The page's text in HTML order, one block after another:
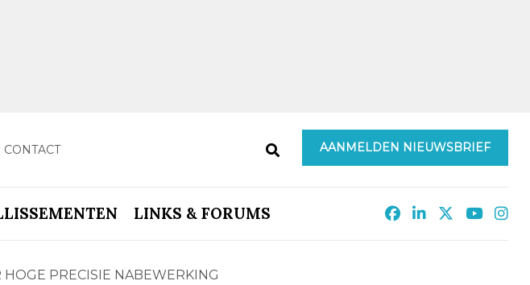
CONTACT AANMELDEN NIEUWSBRIEF
LINKS & FORUMS
PRECISIE NABEWERKING